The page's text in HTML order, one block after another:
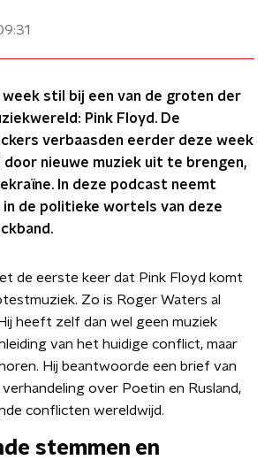
stil bij een van de groten der
Pink Floyd. De
verbaasden eerder deze week
door nieuwe muziek uit te brengen,
In deze podcast neemt
in de politieke wortels van deze
de eerste keer dat Pink Floyd komt
Zo is Roger Waters al
heeft zelf dan wel geen muziek
van het huidige conflict, maar
Hij beantwoorde een brief van
over Poetin en Rusland,
conflicten wereldwijd.
stemmen en